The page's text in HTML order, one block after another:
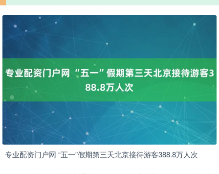
专业配资门户网 “五一”假期第三天北京接待游客388.8万人次